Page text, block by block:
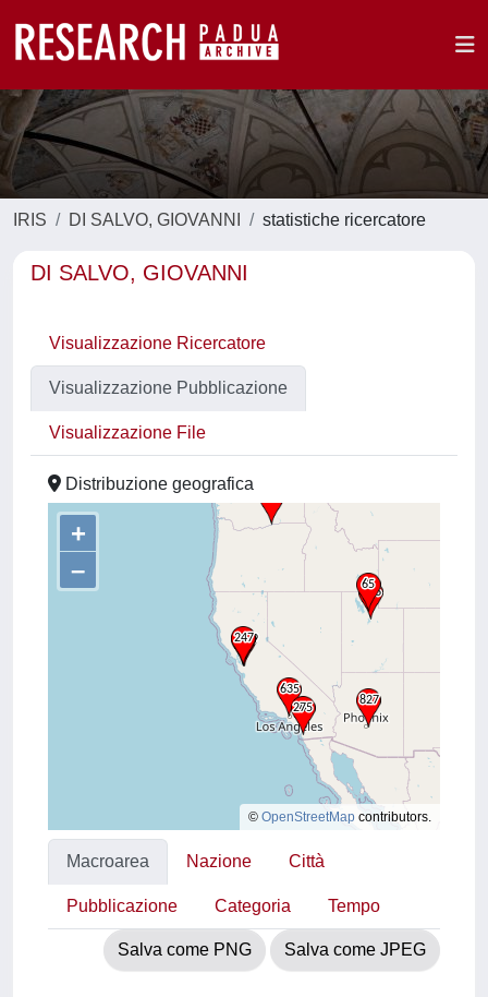
IRIS DI SALVO, GIOVANNI statistiche ricercatore
DI SALVO, GIOVANNI
Visualizzazione Ricercatore
Visualizzazione Pubblicazione
Visualizzazione File
Distribuzione geografica
+
–
© OpenStreetMap contributors.
Macroarea Nazione Città
Pubblicazione Categoria Tempo
Salva come PNG Salva come JPEG